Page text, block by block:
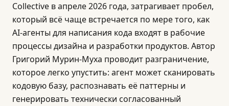
Collective в апреле 2026 года, затрагивает пробел,
который всё чаще встречается по мере того, как
AI-агенты для написания кода входят в рабочие
процессы дизайна и разработки продуктов. Автор
Григорий Мурин-Муха проводит разграничение,
которое легко упустить: агент может сканировать
кодовую базу, распознавать её паттерны и
генерировать технически согласованный